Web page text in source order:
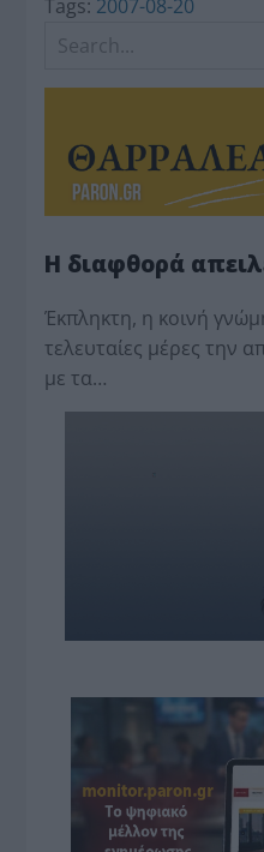
Tags: 2007-08-20
Η διαφθορά
Έκπληκτη, η κοινή
τελευταίες μέρες την
με τα…